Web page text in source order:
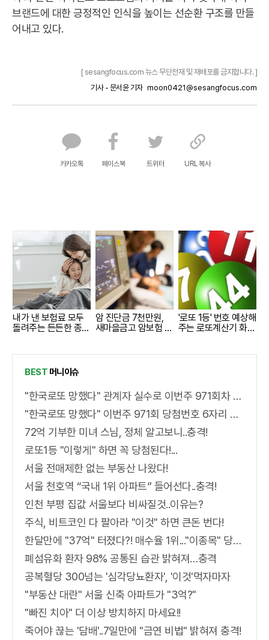
브랜드에 대한 긍정적인 인식을 높이는 선순환 구조를 만들
어내고 있다.
[ sesangfocus.com 뉴스 무단전재 및 재배포를 금지합니다. ]
기사 - 문서윤 기자 moon0421@sesangfocus.com
카카오톡 페이스북 트위터 URL 복사
내가 낸 보험료 모두
돌려주는 든든한 종신
암 진단금 7천만원,
새마을금고 암보험 출
'로또 1등' 번호 예상해
주는 로또계산기 화
BEST 머니이슈
"한국로또 망했다" 관계자 실수로 이번주 971회차 번호 6자리 공개!? 꼭 확인해라!
"한국로또 망했다" 이번주 971회 당첨번호 6자리 모두 유출...관계자 실수로 "비상"!
72억 기부한 미녀 스님, 정체 알고보니..충격!
로또1등 "이렇게" 하면 꼭 당첨된다!...
서울 전매제한 없는 부동산 나왔다!
서울 천호역 “국내 1위 아파트” 들어선다..충격!
인천 부평 집값 서울보다 비싸질것..이유는?
주식, 비트코인 다 팔아라 "이것" 하면 큰돈 번다!
한달만에 "37억" 터졌다?! 매수율 1위..."이종목" 당장사라!
폐섬유화 환자 98% 공통된 습관 밝혀져…충격
공복혈당 300넘는 '심각당뇨환자', '이것'먹자마자
"부동산 대란" 서울 신축 아파트가 "3억?"
"빠진 치아" 더 이상 방치하지 마세요!!
죽어야 끊는 '담배'..7일만에 "금연 비법" 밝혀져 충격!